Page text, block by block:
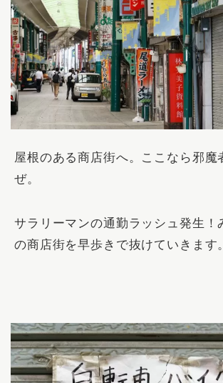
屋根のある商店街へ。ここなら邪魔
ぜ。
サラリーマンの通勤ラッシュ発生！
の商店街を早歩きで抜けていきます。